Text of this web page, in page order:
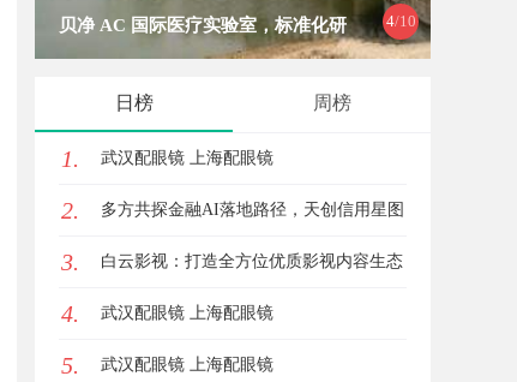
4/10
贝净 AC 国际医疗实验室，标准化研
日榜 周榜
1. 武汉配眼镜 上海配眼镜
2. 多方共探金融AI落地路径，天创信用星图
AI助力产业金融智能升级
3. 白云影视：打造全方位优质影视内容生态
体系的先锋力量
4. 武汉配眼镜 上海配眼镜
5. 武汉配眼镜 上海配眼镜